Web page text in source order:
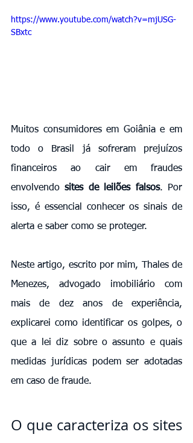
https://www.youtube.com/watch?v=mjUSG-
SBxtc
Muitos consumidores em Goiânia e em
todo o Brasil já sofreram prejuízos
financeiros ao cair em fraudes
envolvendo sites de leilões falsos. Por
isso, é essencial conhecer os sinais de
alerta e saber como se proteger.
Neste artigo, escrito por mim, Thales de
Menezes, advogado imobiliário com
mais de dez anos de experiência,
explicarei como identificar os golpes, o
que a lei diz sobre o assunto e quais
medidas jurídicas podem ser adotadas
em caso de fraude.
O que caracteriza os sites